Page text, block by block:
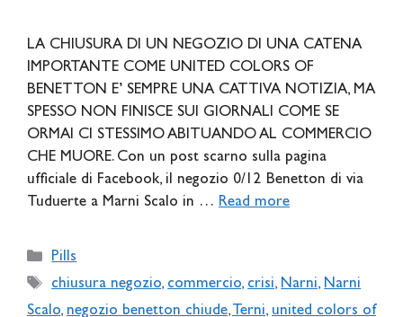
LA CHIUSURA DI UN NEGOZIO DI UNA CATENA
IMPORTANTE COME UNITED COLORS OF
BENETTON E’ SEMPRE UNA CATTIVA NOTIZIA, MA
SPESSO NON FINISCE SUI GIORNALI COME SE
ORMAI CI STESSIMO ABITUANDO AL COMMERCIO
CHE MUORE. Con un post scarno sulla pagina
ufficiale di Facebook, il negozio 0/12 Benetton di via
Tuduerte a Marni Scalo in … Read more
Categories
Pills
Tags
chiusura negozio,commercio,crisi,Narni,Narni
Scalo, negozio benetton chiude,Terni, united colors of